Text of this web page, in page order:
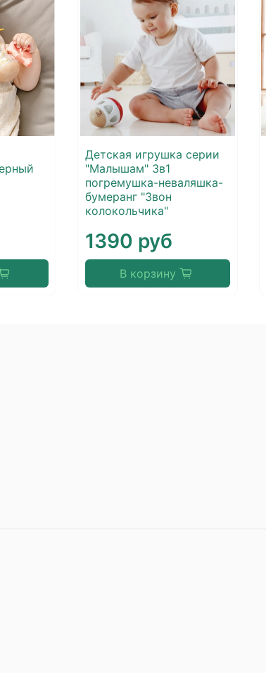
Детская игрушка серии
"Малышам" 3в1
погремушка-неваляшка-
бумеранг "Звон
колокольчика"
1390 руб
В корзину